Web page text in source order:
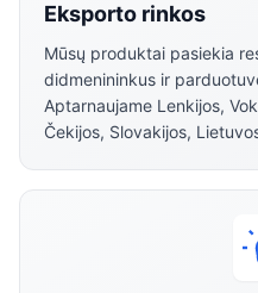
Eksporto rinkos
Mūsų produktai pasiekia
didmenininkus ir
Aptarnaujame Lenkijos,
Čekijos, Slovakijos,